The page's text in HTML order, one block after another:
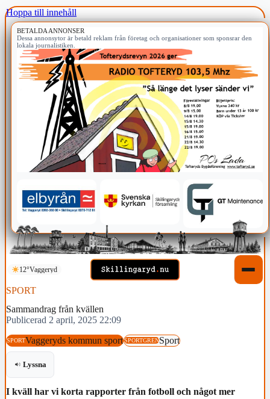
Hoppa till innehåll
BETALDA ANNONSER
Dessa annonsytor är betald reklam från företag och organisationer som sponsrar den
lokala journalistiken.
12°Vaggeryd
SPORT
Sammandrag från kvällen
Publicerad 2 april, 2025 22:09
SPORTVaggeryds kommun sportSPORTGRENSport
Lyssna
I kväll har vi korta rapporter från fotboll och något mer